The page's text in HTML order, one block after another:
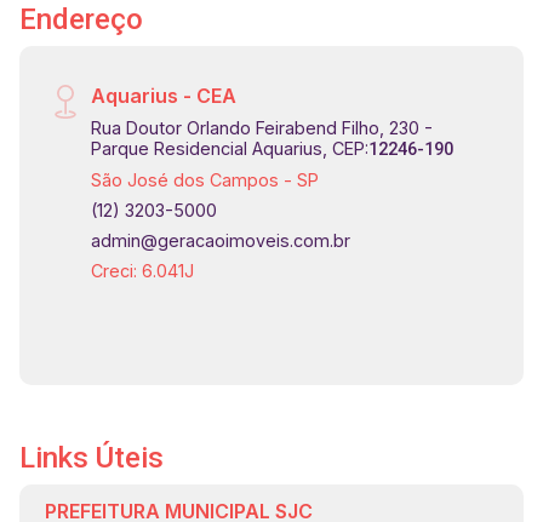
Endereço
Aquarius - CEA
Rua Doutor Orlando Feirabend Filho, 230 -
Parque Residencial Aquarius, CEP:12246-190
São José dos Campos - SP
(12) 3203-5000
admin@geracaoimoveis.com.br
Creci: 6.041J
Links Úteis
PREFEITURA MUNICIPAL SJC